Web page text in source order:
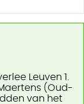
Leuven 1.
(Oud-
van het